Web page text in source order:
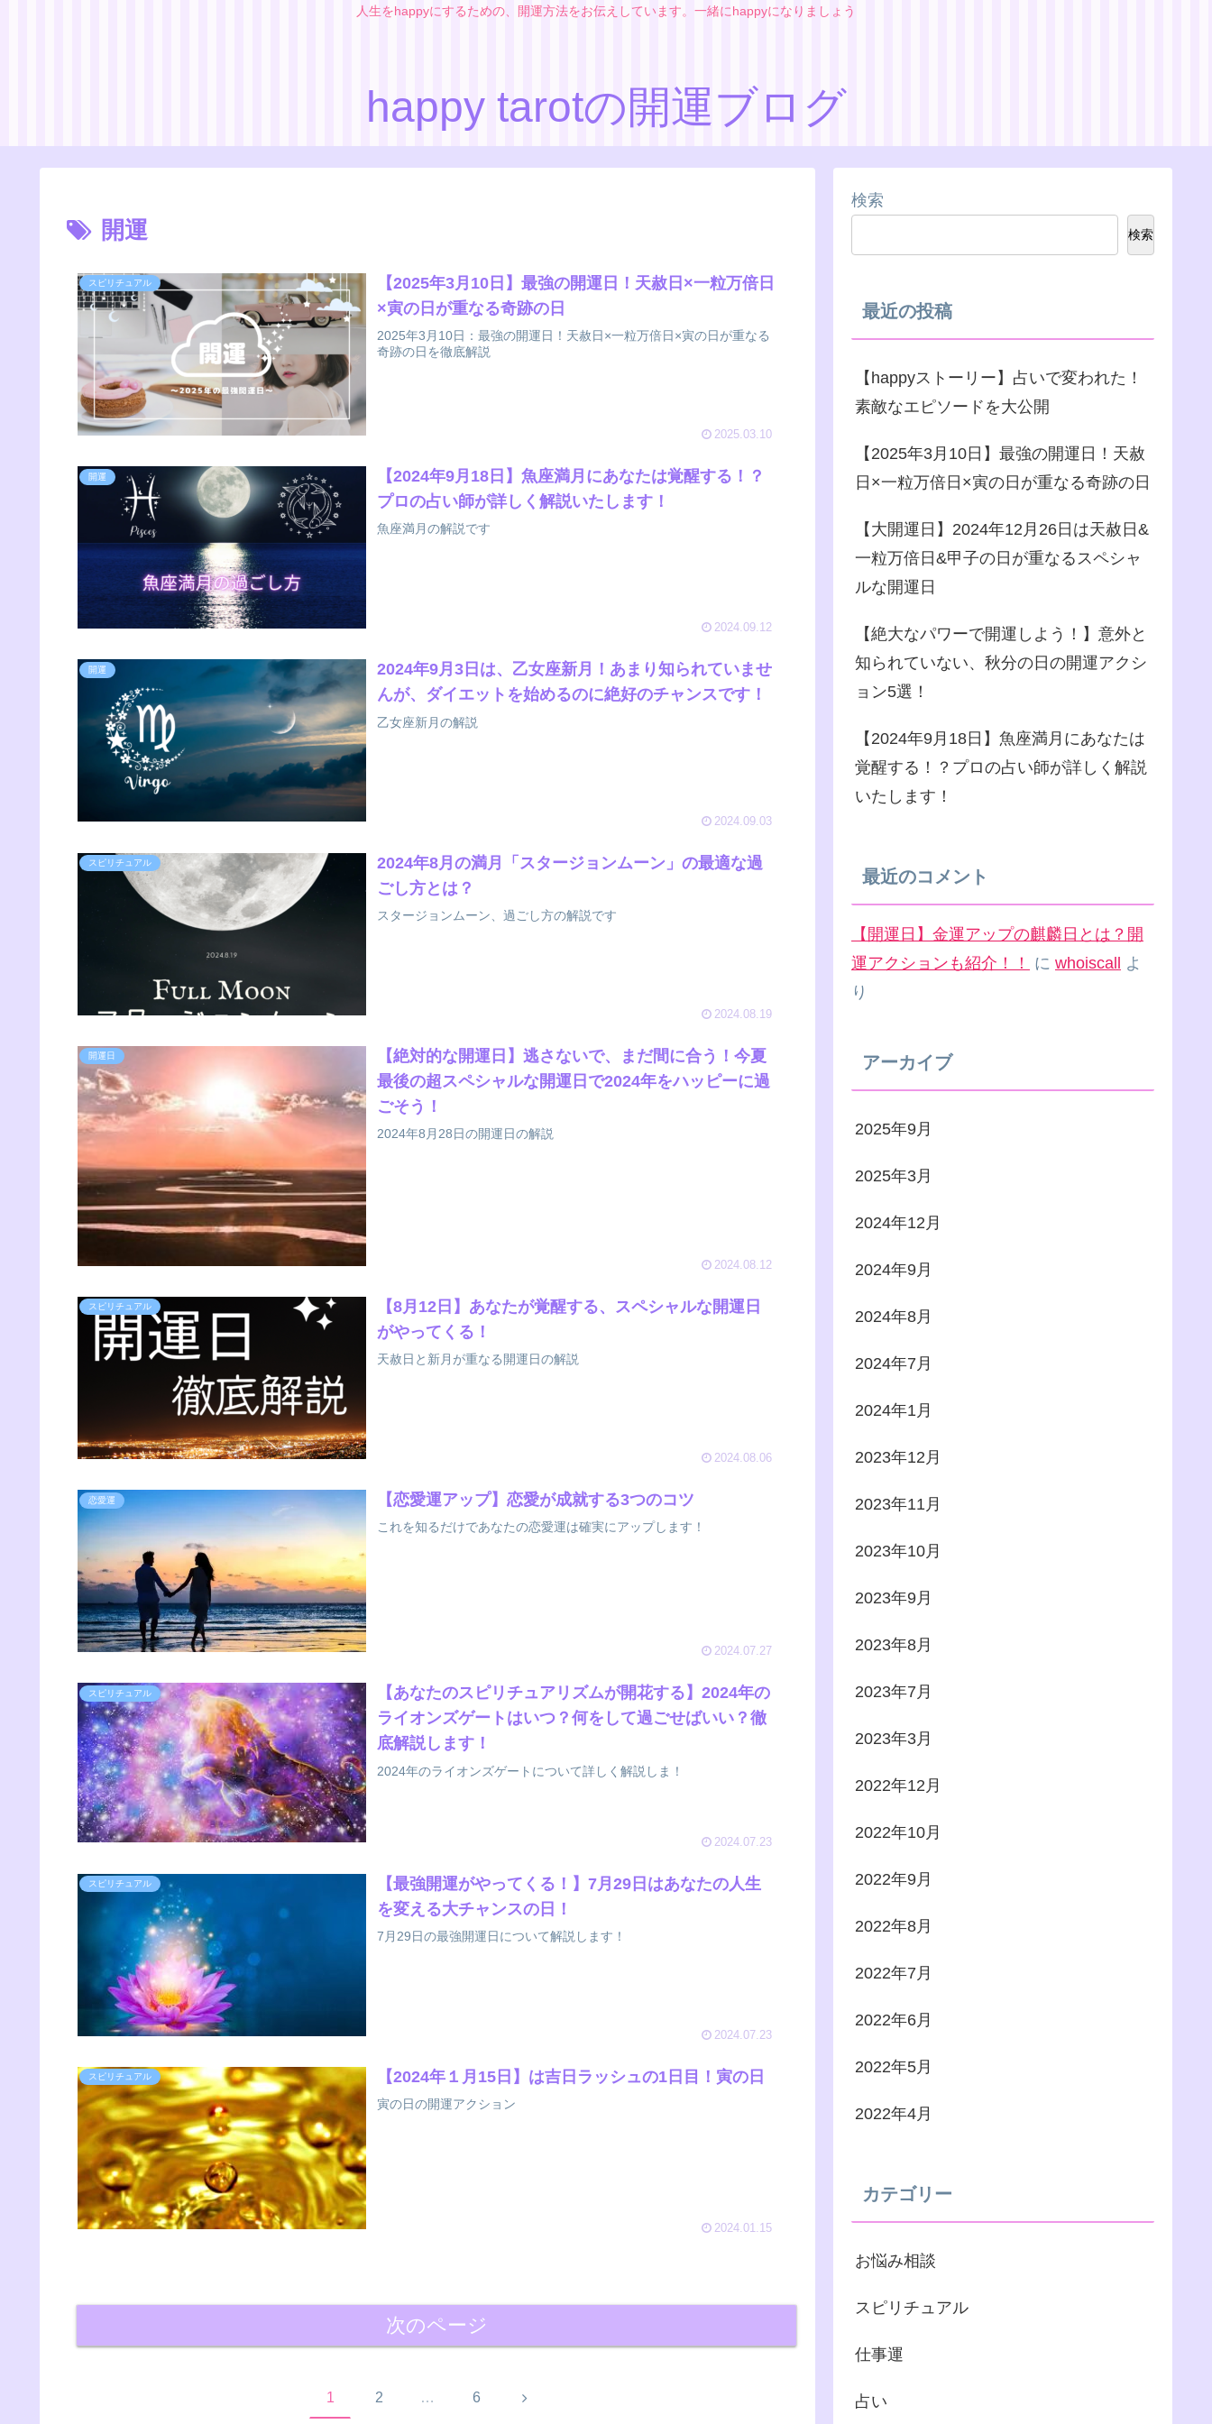
人生をhappyにするための、開運方法をお伝えしています。一緒にhappyになりましょう
happy tarotの開運ブログ
開運
スピリチュアル
【2025年3月10日】最強の開運日！天赦日×一粒万倍日
×寅の日が重なる奇跡の日
2025年3月10日：最強の開運日！天赦日×一粒万倍日×寅の日が重なる
奇跡の日を徹底解説
2025.03.10
開運
【2024年9月18日】魚座満月にあなたは覚醒する！？
プロの占い師が詳しく解説いたします！
魚座満月の解説です
2024.09.12
開運
2024年9月3日は、乙女座新月！あまり知られていませ
んが、ダイエットを始めるのに絶好のチャンスです！
乙女座新月の解説
2024.09.03
スピリチュアル
2024年8月の満月「スタージョンムーン」の最適な過
ごし方とは？
スタージョンムーン、過ごし方の解説です
2024.08.19
開運日
【絶対的な開運日】逃さないで、まだ間に合う！今夏
最後の超スペシャルな開運日で2024年をハッピーに過
ごそう！
2024年8月28日の開運日の解説
2024.08.12
スピリチュアル
【8月12日】あなたが覚醒する、スペシャルな開運日
がやってくる！
天赦日と新月が重なる開運日の解説
2024.08.06
恋愛運 【恋愛運アップ】恋愛が成就する3つのコツ
これを知るだけであなたの恋愛運は確実にアップします！
2024.07.27
スピリチュアル
【あなたのスピリチュアリズムが開花する】2024年の
ライオンズゲートはいつ？何をして過ごせばいい？徹
底解説します！
2024年のライオンズゲートについて詳しく解説しま！
2024.07.23
スピリチュアル
【最強開運がやってくる！】7月29日はあなたの人生
を変える大チャンスの日！
7月29日の最強開運日について解説します！
2024.07.23
スピリチュアル 【2024年１月15日】は吉日ラッシュの1日目！寅の日
寅の日の開運アクション
2024.01.15
次のページ
1 2 … 6 次
検索
検索
最近の投稿
【happyストーリー】占いで変われた！
素敵なエピソードを大公開
【2025年3月10日】最強の開運日！天赦
日×一粒万倍日×寅の日が重なる奇跡の日
【大開運日】2024年12月26日は天赦日&
一粒万倍日&甲子の日が重なるスペシャ
ルな開運日
【絶大なパワーで開運しよう！】意外と
知られていない、秋分の日の開運アクシ
ョン5選！
【2024年9月18日】魚座満月にあなたは
覚醒する！？プロの占い師が詳しく解説
いたします！
最近のコメント
【開運日】金運アップの麒麟日とは？開
運アクションも紹介！！
に whoiscall よ
り
アーカイブ
2025年9月
2025年3月
2024年12月
2024年9月
2024年8月
2024年7月
2024年1月
2023年12月
2023年11月
2023年10月
2023年9月
2023年8月
2023年7月
2023年3月
2022年12月
2022年10月
2022年9月
2022年8月
2022年7月
2022年6月
2022年5月
2022年4月
カテゴリー
お悩み相談
スピリチュアル
仕事運
占い